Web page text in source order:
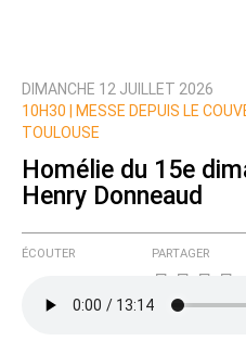
DIMANCHE 12 JUILLET 2026
10H30 |
MESSE DEPUIS LE
TOULOUSE
Homélie du 15e
Henry Donneaud
ÉCOUTER PARTAGER